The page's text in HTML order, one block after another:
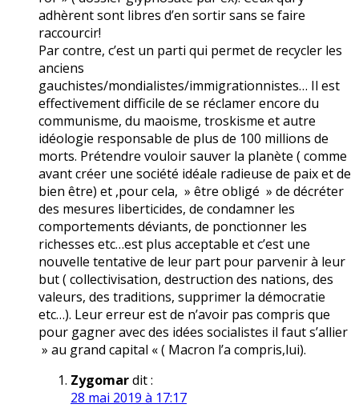
adhèrent sont libres d’en sortir sans se faire
raccourcir!
Par contre, c’est un parti qui permet de recycler les
anciens
gauchistes/mondialistes/immigrationnistes… Il est
effectivement difficile de se réclamer encore du
communisme, du maoisme, troskisme et autre
idéologie responsable de plus de 100 millions de
morts. Prétendre vouloir sauver la planète ( comme
avant créer une société idéale radieuse de paix et de
bien être) et ,pour cela, » être obligé » de décréter
des mesures liberticides, de condamner les
comportements déviants, de ponctionner les
richesses etc…est plus acceptable et c’est une
nouvelle tentative de leur part pour parvenir à leur
but ( collectivisation, destruction des nations, des
valeurs, des traditions, supprimer la démocratie
etc…). Leur erreur est de n’avoir pas compris que
pour gagner avec des idées socialistes il faut s’allier
» au grand capital « ( Macron l’a compris,lui).
Zygomardit :
28 mai 2019 à 17:17